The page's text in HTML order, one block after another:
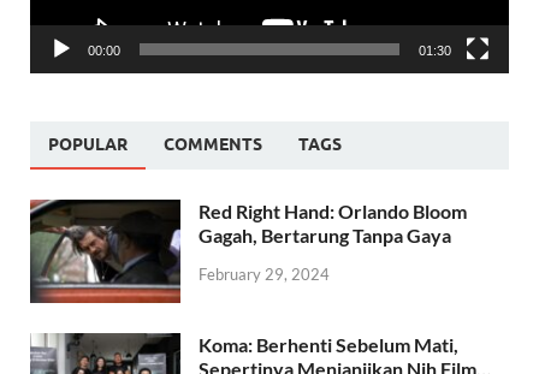
00:00 01:30
POPULAR COMMENTS TAGS
Red Right Hand: Orlando Bloom
Gagah, Bertarung Tanpa Gaya
February 29, 2024
Koma: Berhenti Sebelum Mati,
Sepertinya Menjanjikan Nih Film…